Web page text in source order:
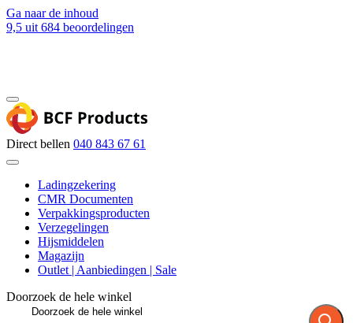
Ga naar de inhoud
9,5 uit 684 beoordelingen
Direct bellen 040 843 67 61
Ladingzekering
CMR Documenten
Verpakkingsproducten
Verzegelingen
Hijsmiddelen
Magazijn
Outlet | Aanbiedingen | Sale
Doorzoek de hele winkel